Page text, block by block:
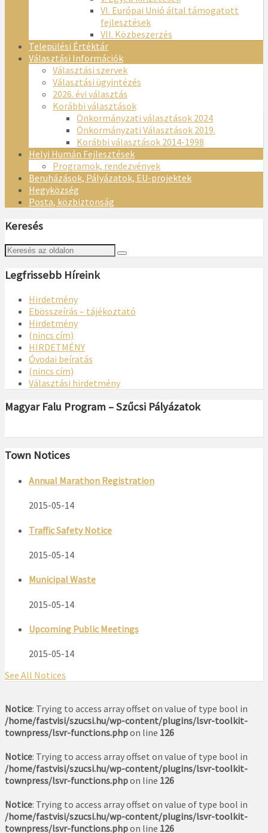
VI. Európai Unió által támogatott
fejlesztések
VII. Közbeszerzés
Települési Értéktár
Választási Információk
Választási szervek
Választási ügyintézés
2026. évi választás
Korábbi választások
Önkormányzati választások 2024
Önkormányzati Választások 2019.
Korábbi választások 2014-1998
Helyi Humán Fejlesztések
Programok, rendezvények
Beruházások, Pályázatok, EU-projektek
Hegyközség
Posta, közbiztonság
Keresés
Legfrissebb Híreink
Hirdetmény
Ebösszeírás – tájékoztató
Hirdetmény
(nincs cím)
HIRDETMÉNY
Óvodai beíratás
(nincs cím)
Választási hirdetmény
Magyar Falu Program – Szűcsi Pályázatok
Town Notices
Annual Marathon Registration
2015-05-14
Traffic Safety Notice
2015-05-14
Municipal Waste
2015-05-14
Upcoming Public Meetings
2015-05-14
See All Notices
Notice: Trying to access array offset on value of type bool in
/home/fastvisi/szucsi.hu/wp-content/plugins/lsvr-toolkit-
townpress/lsvr-functions.phpon line 126
Notice: Trying to access array offset on value of type bool in
/home/fastvisi/szucsi.hu/wp-content/plugins/lsvr-toolkit-
townpress/lsvr-functions.phpon line 126
Notice: Trying to access array offset on value of type bool in
/home/fastvisi/szucsi.hu/wp-content/plugins/lsvr-toolkit-
townpress/lsvr-functions.phpon line 126